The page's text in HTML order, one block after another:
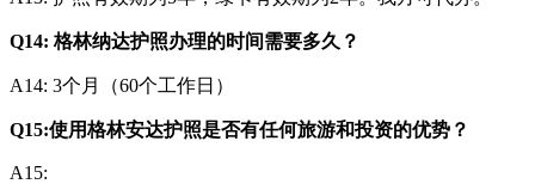
Q14: 格林纳达护照办理的时间需要多久？
A14: 3个月（60个工作日）
Q15:使用格林安达护照是否有任何旅游和投资的优势？
A15: